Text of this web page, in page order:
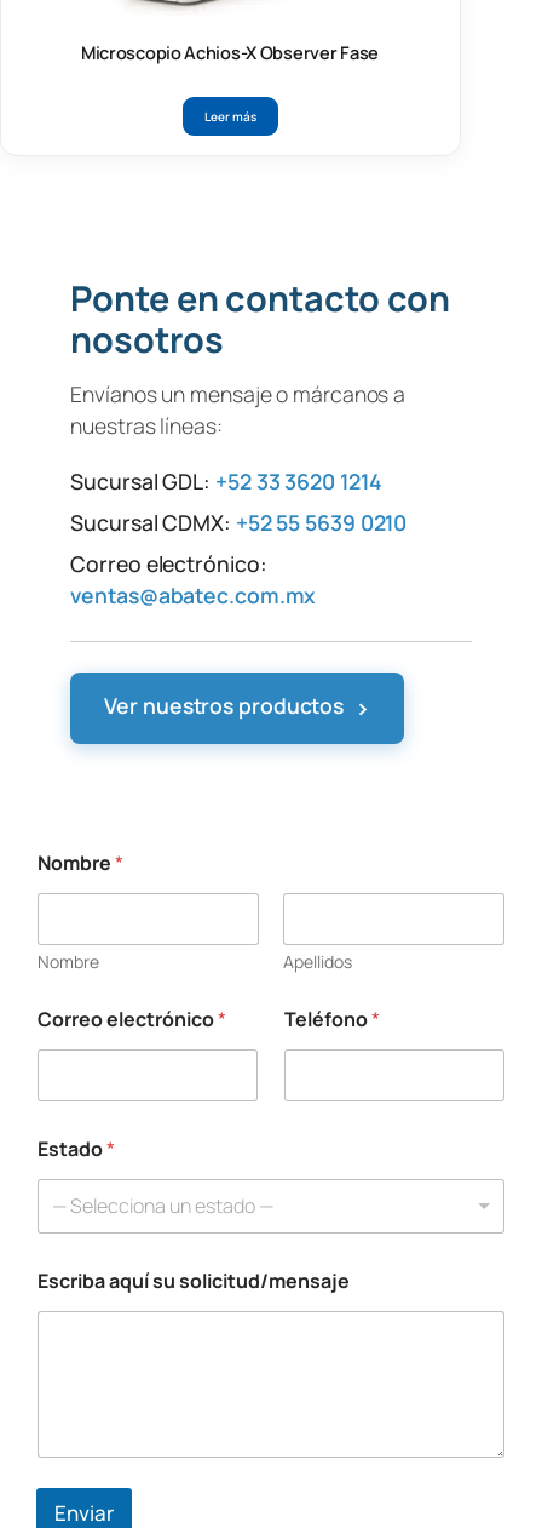
Microscopio Achios-X Observer Fase
Leer más
Ponte en contacto con
nosotros
Envíanos un mensaje o márcanos a
nuestras líneas:
Sucursal GDL: +52 33 3620 1214
Sucursal CDMX: +52 55 5639 0210
Correo electrónico:
ventas@abatec.com.mx
Ver nuestros productos ›
*
E
c
r
b
a
a
u
Nombre*
Nombre Apellidos
Correo electrónico* Teléfono*
Estado*
— Selecciona un estado —
Escriba aquí su solicitud/mensaje
Enviar